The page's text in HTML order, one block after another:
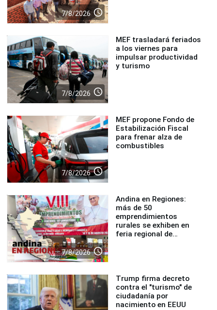
7/8/2026 access_time
7/8/2026 access_time
MEF trasladará feriados
a los viernes para
impulsar productividad
y turismo
7/8/2026 access_time
MEF propone Fondo de
Estabilización Fiscal
para frenar alza de
combustibles
7/8/2026 access_time
Andina en Regiones:
más de 50
emprendimientos
rurales se exhiben en
feria regional de
Trump firma decreto
contra el "turismo" de
ciudadanía por
nacimiento en EEUU